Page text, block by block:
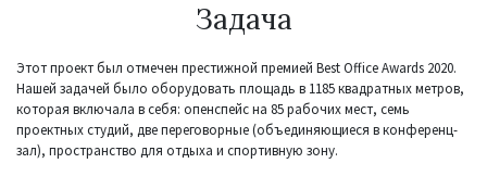
Задача
Этот проект был отмечен престижной премией Best Office Awards 2020.
Нашей задачей было оборудовать площадь в 1185 квадратных метров,
которая включала в себя: опенспейс на 85 рабочих мест, семь
проектных студий, две переговорные (объединяющиеся в конференц-
зал), пространство для отдыха и спортивную зону.